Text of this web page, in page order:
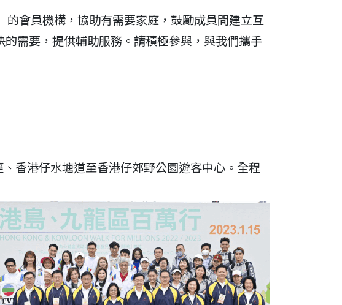
的會員機構，協助有需要家庭，鼓勵成員間建立互
需要，提供輔助服務。請積極參與，與我們攜手
香港仔水塘道至香港仔郊野公園遊客中心。全程